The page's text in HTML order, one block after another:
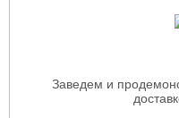
Заведем и